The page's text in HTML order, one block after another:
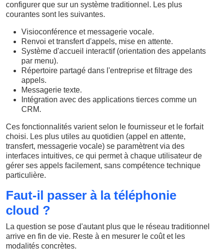
configurer que sur un système traditionnel. Les plus
courantes sont les suivantes.
Visioconférence et messagerie vocale.
Renvoi et transfert d'appels, mise en attente.
Système d'accueil interactif (orientation des appelants
par menu).
Répertoire partagé dans l'entreprise et filtrage des
appels.
Messagerie texte.
Intégration avec des applications tierces comme un
CRM.
Ces fonctionnalités varient selon le fournisseur et le forfait
choisi. Les plus utiles au quotidien (appel en attente,
transfert, messagerie vocale) se paramètrent via des
interfaces intuitives, ce qui permet à chaque utilisateur de
gérer ses appels facilement, sans compétence technique
particulière.
Faut-il passer à la téléphonie
cloud ?
La question se pose d'autant plus que le réseau traditionnel
arrive en fin de vie. Reste à en mesurer le coût et les
modalités concrètes.